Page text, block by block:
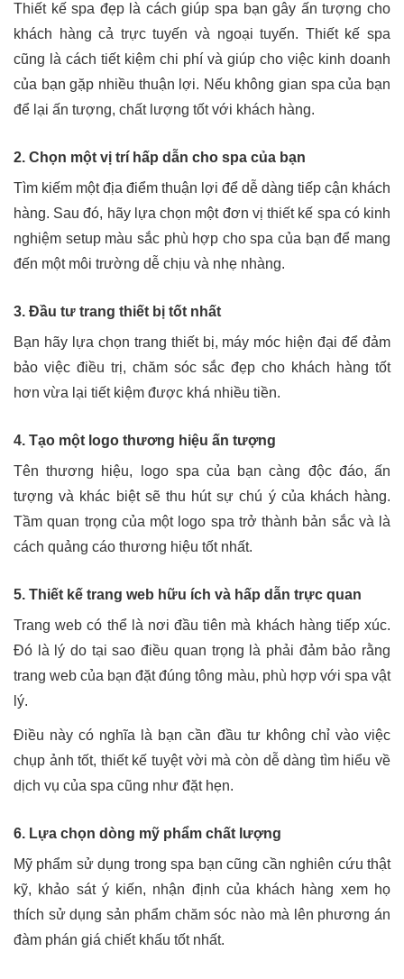
Thiết kế spa đẹp là cách giúp spa bạn gây ấn tượng cho
khách hàng cả trực tuyến và ngoại tuyến. Thiết kế spa
cũng là cách tiết kiệm chi phí và giúp cho việc kinh doanh
của bạn gặp nhiều thuận lợi. Nếu không gian spa của bạn
để lại ấn tượng, chất lượng tốt với khách hàng.
2. Chọn một vị trí hấp dẫn cho spa của bạn
Tìm kiếm một địa điểm thuận lợi để dễ dàng tiếp cận khách
hàng. Sau đó, hãy lựa chọn một đơn vị thiết kế spa có kinh
nghiệm setup màu sắc phù hợp cho spa của bạn để mang
đến một môi trường dễ chịu và nhẹ nhàng.
3. Đầu tư trang thiết bị tốt nhất
Bạn hãy lựa chọn trang thiết bị, máy móc hiện đại để đảm
bảo việc điều trị, chăm sóc sắc đẹp cho khách hàng tốt
hơn vừa lại tiết kiệm được khá nhiều tiền.
4. Tạo một logo thương hiệu ấn tượng
Tên thương hiệu, logo spa của bạn càng độc đáo, ấn
tượng và khác biệt sẽ thu hút sự chú ý của khách hàng.
Tầm quan trọng của một logo spa trở thành bản sắc và là
cách quảng cáo thương hiệu tốt nhất.
5. Thiết kế trang web hữu ích và hấp dẫn trực quan
Trang web có thể là nơi đầu tiên mà khách hàng tiếp xúc.
Đó là lý do tại sao điều quan trọng là phải đảm bảo rằng
trang web của bạn đặt đúng tông màu, phù hợp với spa vật
lý.
Điều này có nghĩa là bạn cần đầu tư không chỉ vào việc
chụp ảnh tốt, thiết kế tuyệt vời mà còn dễ dàng tìm hiểu về
dịch vụ của spa cũng như đặt hẹn.
6. Lựa chọn dòng mỹ phẩm chất lượng
Mỹ phẩm sử dụng trong spa bạn cũng cần nghiên cứu thật
kỹ, khảo sát ý kiến, nhận định của khách hàng xem họ
thích sử dụng sản phẩm chăm sóc nào mà lên phương án
đàm phán giá chiết khấu tốt nhất.